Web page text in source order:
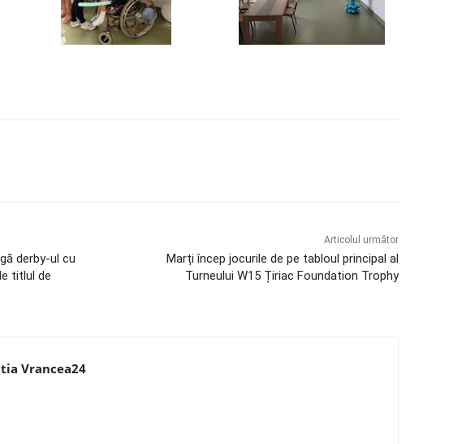
derby-ul cu
titlul de
Articolul următor
Marți încep jocurile de pe tabloul principal al
Turneului W15 Țiriac Foundation Trophy
Vrancea24